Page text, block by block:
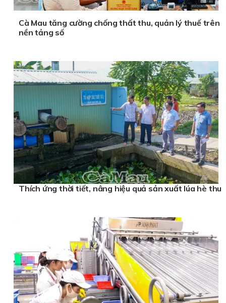
Cà Mau tăng cường chống thất thu, quản lý thuế trên
nền tảng số
Thích ứng thời tiết, nâng hiệu quả sản xuất lúa hè thu